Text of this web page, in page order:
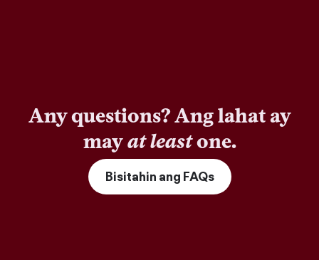
Any questions? Ang lahat ay
mayat leastone.
Bisitahin ang FAQs